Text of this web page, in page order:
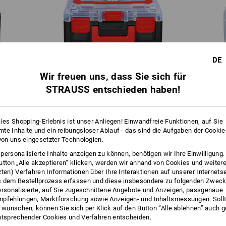
STRAUSSbox 125 small
MIT OPTIMALEM
KOMPAKT & ÜBERSICHTLICH
DE
Wir freuen uns, dass Sie sich für
STRAUSS entschieden haben!
Shopping-Erlebnis ist unser Anliegen! Einwandfreie Funktionen, auf Sie
Inhalte und ein reibungsloser Ablauf - das sind die Aufgaben der
uns eingesetzter Technologien.
Inhalte anzeigen zu können, benötigen wir Ihre Einwilligung.
„Alle akzeptieren“ klicken, werden wir anhand von Cookies und
Verfahren Informationen über Ihre Interaktionen auf unserer
dem Bestellprozess erfassen und diese insbesondere zu folgenden
auf Sie zugeschnittene Angebote und Anzeigen, passgenaue
Marktforschung sowie Anzeigen- und Inhaltsmessungen.
können Sie sich per Klick auf den Button “Alle ablehnen” auch
Cookies und Verfahren entscheiden.